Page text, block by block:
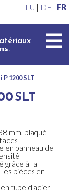
LU | DE | FR
.
P 1200 SLT
SLT
mm, plaqué
en panneau de
grâce à la
pièces en
tube d'acier